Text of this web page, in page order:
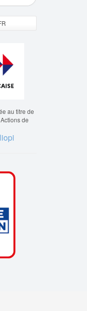
au titre de
de